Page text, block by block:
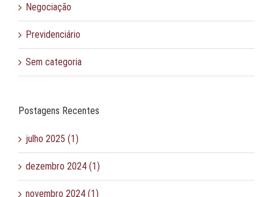
Negociação
Previdenciário
Sem categoria
Postagens Recentes
julho 2025 (1)
dezembro 2024 (1)
novembro 2024 (1)